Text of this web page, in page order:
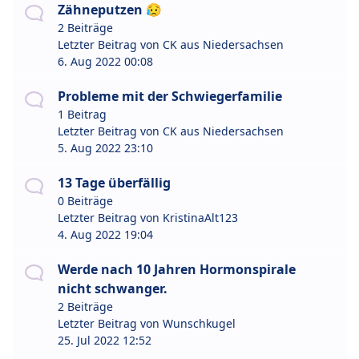
Zähneputzen 😥
2 Beiträge
Letzter Beitrag von CK aus Niedersachsen
6. Aug 2022 00:08
Probleme mit der Schwiegerfamilie
1 Beitrag
Letzter Beitrag von CK aus Niedersachsen
5. Aug 2022 23:10
13 Tage überfällig
0 Beiträge
Letzter Beitrag von KristinaAlt123
4. Aug 2022 19:04
Werde nach 10 Jahren Hormonspirale
nicht schwanger.
2 Beiträge
Letzter Beitrag von Wunschkugel
25. Jul 2022 12:52